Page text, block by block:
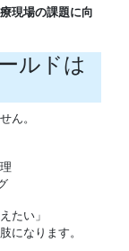
現場の課題に向
ルドは
ん。
たい」
になります。